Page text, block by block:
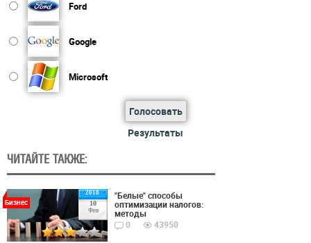
Ford
Google
Microsoft
Голосовать
Результаты
ЧИТАЙТЕ ТАКЖЕ:
2018
10
Фев
Бизнес
"Белые" способы
оптимизации налогов:
методы
0
43950